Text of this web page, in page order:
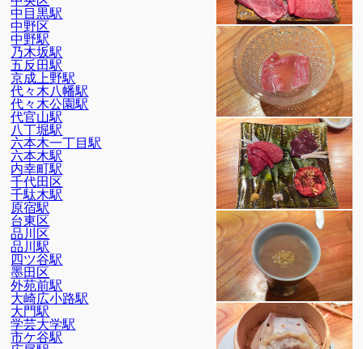
中目黒駅
中野区
中野駅
乃木坂駅
五反田駅
京成上野駅
代々木八幡駅
代々木公園駅
代官山駅
八丁堀駅
六本木一丁目駅
六本木駅
内幸町駅
千代田区
千駄木駅
原宿駅
台東区
品川区
品川駅
四ツ谷駅
墨田区
外苑前駅
大崎広小路駅
大門駅
学芸大学駅
市ケ谷駅